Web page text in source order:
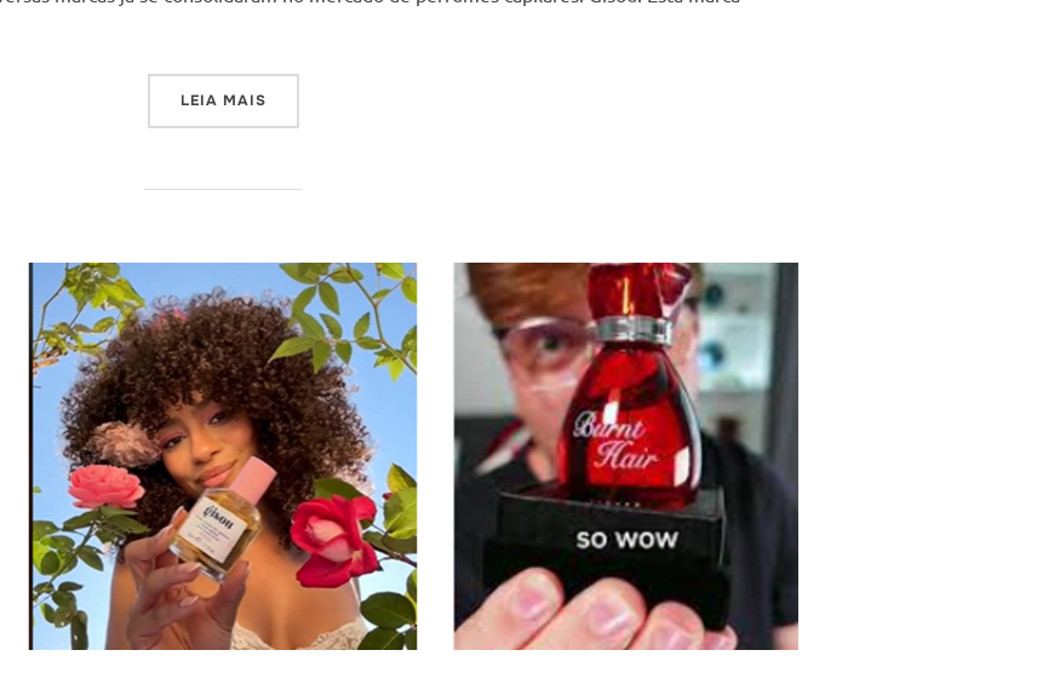
LEIA MAIS“PERSPECTIVAS FUTURAS E OPORTUNIDADES PARA PERFUMES CAPILARES: PARTE 2”